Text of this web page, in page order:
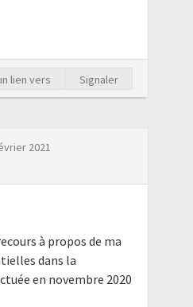
lien vers Signaler
2021
à propos de ma
dans la
en novembre 2020